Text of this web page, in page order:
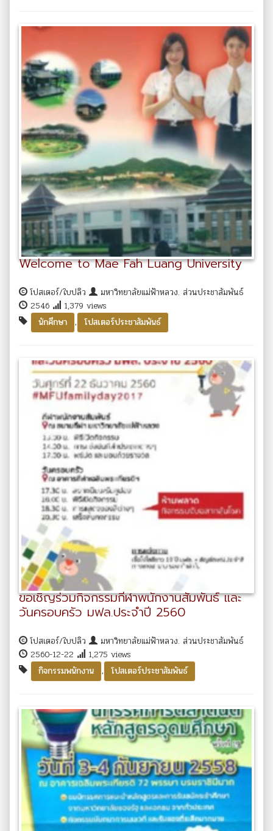
Welcome to Mae Fah Luang University
โปสเตอร์/ใบปลิว
มหาวิทยาลัยแม่ฟ้าหลวง. ส่วนประชาสัมพันธ์
2546
1,379 views
นักศึกษา
, โปสเตอร์ประชาสัมพันธ์
ขอเชิญร่วมกิจกรรมกีฬาพนักงานสัมพันธ์ และ
วันครอบครัว มฟล.ประจำปี 2560
โปสเตอร์/ใบปลิว
มหาวิทยาลัยแม่ฟ้าหลวง. ส่วนประชาสัมพันธ์
2560-12-22
1,275 views
กิจกรรมพนักงาน
, โปสเตอร์ประชาสัมพันธ์